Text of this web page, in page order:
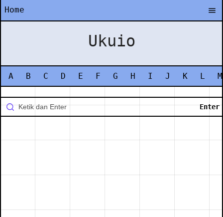
Home
Ukuio
A B C D E F G H I J K L M